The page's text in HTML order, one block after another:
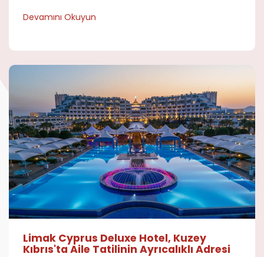
Devamını Okuyun
Limak Cyprus Deluxe Hotel, Kuzey
Kıbrıs'ta Aile Tatilinin Ayrıcalıklı Adresi